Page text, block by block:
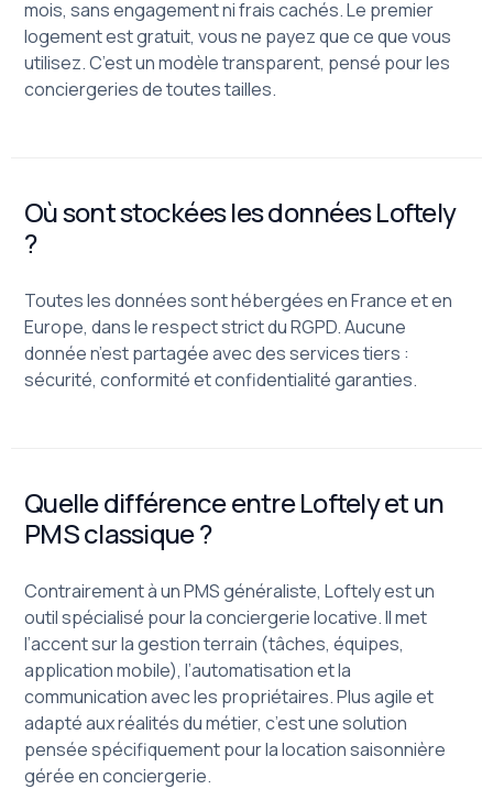
mois, sans engagement ni frais cachés. Le premier
logement est gratuit, vous ne payez que ce que vous
utilisez. C’est un modèle transparent, pensé pour les
conciergeries de toutes tailles.
Où sont stockées les données Loftely
?
Toutes les données sont hébergées en France et en
Europe, dans le respect strict du RGPD. Aucune
donnée n’est partagée avec des services tiers :
sécurité, conformité et confidentialité garanties.
Quelle différence entre Loftely et un
PMS classique ?
Contrairement à un PMS généraliste, Loftely est un
outil spécialisé pour la conciergerie locative. Il met
l’accent sur la gestion terrain (tâches, équipes,
application mobile), l’automatisation et la
communication avec les propriétaires. Plus agile et
adapté aux réalités du métier, c’est une solution
pensée spécifiquement pour la location saisonnière
gérée en conciergerie.